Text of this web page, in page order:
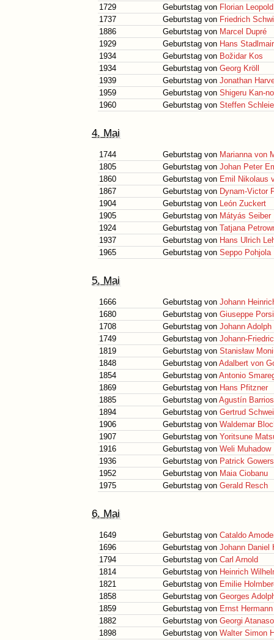
1729
Geburtstag von Florian
1737
Geburtstag von Friedrich
1886
Geburtstag von Marcel Dupré
1929
Geburtstag von Hans Stadlmair
1934
Geburtstag von Božidar Kos
1934
Geburtstag von Georg Kröll
1939
Geburtstag von Jonathan
1959
Geburtstag von Shigeru Kan-no
1960
Geburtstag von Steffen
4. Mai
1744 Geburtstag von Marianna von
1805
Geburtstag von Johan Peter
1860
Geburtstag von Emil Nikolaus
1867
Geburtstag von Dynam-Victor
1904
Geburtstag von León Zuckert
1905
Geburtstag von Mátyás Seiber
1924
Geburtstag von Tatjana
1937
Geburtstag von Hans Ulrich
1965
Geburtstag von Seppo Pohjola
5. Mai
1666 Geburtstag von Johann
1680
Geburtstag von Giuseppe
1708
Geburtstag von Johann
1749
Geburtstag von Johann-
1819
Geburtstag von Stanisław
1848
Geburtstag von Adalbert von
1854
Geburtstag von Antonio
1869
Geburtstag von Hans Pfitzner
1885
Geburtstag von Agustín
1894
Geburtstag von Gertrud
1906
Geburtstag von Waldemar
1907
Geburtstag von Yoritsune
1916
Geburtstag von Weli Muhadow
1936
Geburtstag von Patrick Gowers
1952
Geburtstag von Maia Ciobanu
1975
Geburtstag von Gerald Resch
6. Mai
1649 Geburtstag von Cataldo
1696
Geburtstag von Johann Daniel
1794
Geburtstag von Carl Arnold
1814
Geburtstag von Heinrich
1821
Geburtstag von Emilie
1858
Geburtstag von Georges
1859
Geburtstag von Ernst
1882
Geburtstag von Georgi
1898
Geburtstag von Walter Simon